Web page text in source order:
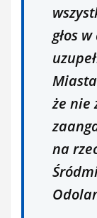
głos
że nie
na